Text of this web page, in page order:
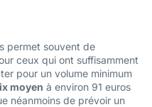
permet souvent de
ceux qui ont suffisamment
pour un volume minimum
moyen à environ 91 euros
néanmoins de prévoir un